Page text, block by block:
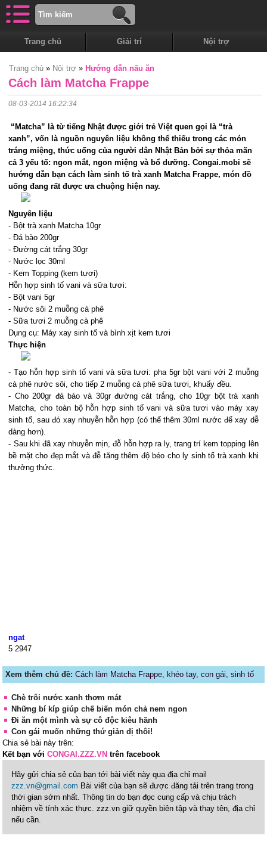
Trang chủ Giải trí Nội trợ
Trang chủ » Nội trợ » Hướng dẫn nấu ăn
Cách làm Matcha Frappe
08-03-2014 16:22:34
“Matcha” là từ tiếng Nhật được giới trẻ Việt quen gọi là “trà
xanh”, vốn là nguồn nguyên liệu không thể thiếu trong các món
tráng miệng, thức uống của người dân Nhật Bản bởi sự thỏa mãn
cả 3 yếu tố: ngon mắt, ngon miệng và bổ dưỡng. Congai.mobi sẽ
hướng dẫn bạn cách làm sinh tố trà xanh Matcha Frappe, món đồ
uống đang rất được ưa chuộng hiện nay.
Nguyên liệu
- Bột trà xanh Matcha 10gr
- Đá bào 200gr
- Đường cát trắng 30gr
- Nước lọc 30ml
- Kem Topping (kem tươi)
Hỗn hợp sinh tố vani và sữa tươi:
- Bột vani 5gr
- Nước sôi 2 muỗng cà phê
- Sữa tươi 2 muỗng cà phê
Dụng cụ: Máy xay sinh tố và bình xịt kem tươi
Thực hiện
-Tạo hỗn hợp sinh tố vani và sữa tươi: pha 5gr bột vani với 2 muỗng
cà phê nước sôi, cho tiếp 2 muỗng cà phê sữa tươi, khuấy đều.
- Cho 200gr đá bào và 30gr đường cát trắng, cho 10gr bột trà xanh
Matcha, cho toàn bộ hỗn hợp sinh tố vani và sữa tươi vào máy xay
sinh tố, sau đó xay nhuyễn hỗn hợp (có thể thêm 30ml nước để xay dễ
dàng hơn).
- Sau khi đã xay nhuyễn mịn, đỗ hỗn hợp ra ly, trang trí kem topping lên
bề mặt cho đẹp mắt và đễ tăng thêm độ béo cho ly sinh tố trà xanh khi
thưởng thức.
ngat
5 2947
Xem thêm chủ đề:Cách làm Matcha Frappe, khéo tay,con gái,sinh tố
Chè trôi nước xanh thơm mát
Những bí kíp giúp chế biến món chả nem ngon
Đi ăn một mình và sự cô độc kiêu hãnh
Con gái muốn những thứ giản dị thôi!
Chia sẻ bài này trên:
Kết bạn vớiCONGAI.ZZZ.VN trên facebook
Hãy gửi chia sẻ của bạn tới bài viết này qua địa chỉ mail
zzz.vn@gmail.com Bài viết của bạn sẽ được đăng tải trên trang trong
thời gian sớm nhất. Thông tin do bạn đọc cung cấp và chịu trách
nhiệm về tính xác thực. zzz.vn giữ quyền biên tập và thay tên, địa chỉ
nếu cần.